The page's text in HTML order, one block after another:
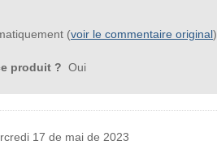
(voir le commentaire original)
produit ? Oui
17 de mai de 2023